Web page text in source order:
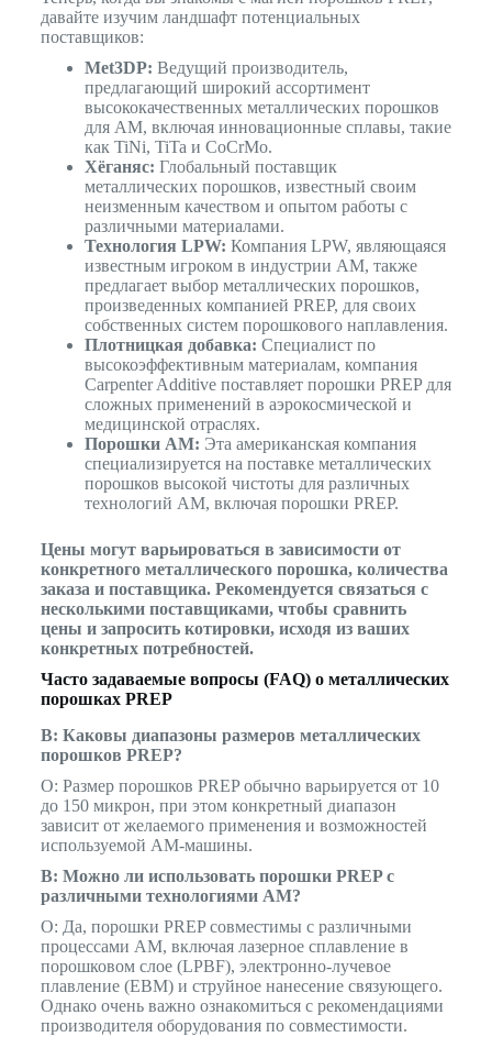
давайте изучим ландшафт потенциальных
поставщиков:
Met3DP: Ведущий производитель,
предлагающий широкий ассортимент
высококачественных металлических порошков
для AM, включая инновационные сплавы, такие
как TiNi, TiTa и CoCrMo.
Хёганяс: Глобальный поставщик
металлических порошков, известный своим
неизменным качеством и опытом работы с
различными материалами.
Технология LPW: Компания LPW, являющаяся
известным игроком в индустрии AM, также
предлагает выбор металлических порошков,
произведенных компанией PREP, для своих
собственных систем порошкового наплавления.
Плотницкая добавка: Специалист по
высокоэффективным материалам, компания
Carpenter Additive поставляет порошки PREP для
сложных применений в аэрокосмической и
медицинской отраслях.
Порошки AM: Эта американская компания
специализируется на поставке металлических
порошков высокой чистоты для различных
технологий AM, включая порошки PREP.
Цены могут варьироваться в зависимости от
конкретного металлического порошка, количества
заказа и поставщика. Рекомендуется связаться с
несколькими поставщиками, чтобы сравнить
цены и запросить котировки, исходя из ваших
конкретных потребностей.
Часто задаваемые вопросы (FAQ) о металлических
порошках PREP
В: Каковы диапазоны размеров металлических
порошков PREP?
О: Размер порошков PREP обычно варьируется от 10
до 150 микрон, при этом конкретный диапазон
зависит от желаемого применения и возможностей
используемой АМ-машины.
В: Можно ли использовать порошки PREP с
различными технологиями АМ?
О: Да, порошки PREP совместимы с различными
процессами AM, включая лазерное сплавление в
порошковом слое (LPBF), электронно-лучевое
плавление (EBM) и струйное нанесение связующего.
Однако очень важно ознакомиться с рекомендациями
производителя оборудования по совместимости.